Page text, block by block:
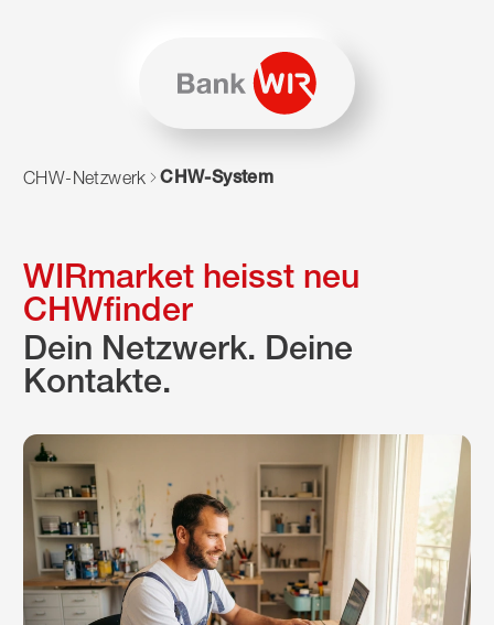
Zum Navigieren dieser Seite wird JavaScript benötigt.
CHW-Netzwerk CHW-System
WIRmarket heisst neu
CHWfinder
Dein Netzwerk. Deine
Kontakte.